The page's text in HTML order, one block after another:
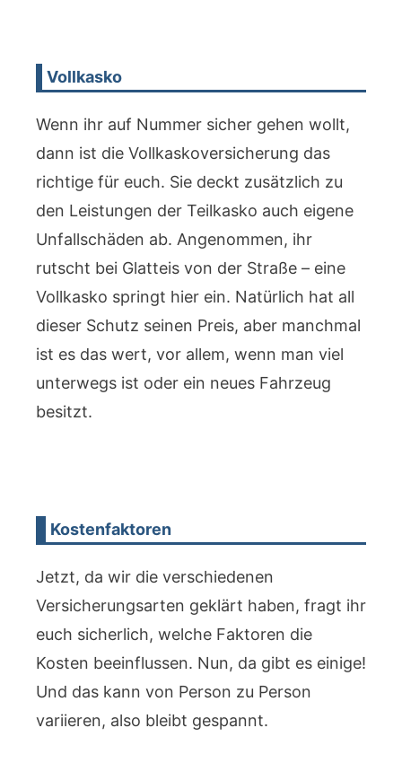
Vollkasko
Wenn ihr auf Nummer sicher gehen wollt,
dann ist die Vollkaskoversicherung das
richtige für euch. Sie deckt zusätzlich zu
den Leistungen der Teilkasko auch eigene
Unfallschäden ab. Angenommen, ihr
rutscht bei Glatteis von der Straße – eine
Vollkasko springt hier ein. Natürlich hat all
dieser Schutz seinen Preis, aber manchmal
ist es das wert, vor allem, wenn man viel
unterwegs ist oder ein neues Fahrzeug
besitzt.
Kostenfaktoren
Jetzt, da wir die verschiedenen
Versicherungsarten geklärt haben, fragt ihr
euch sicherlich, welche Faktoren die
Kosten beeinflussen. Nun, da gibt es einige!
Und das kann von Person zu Person
variieren, also bleibt gespannt.